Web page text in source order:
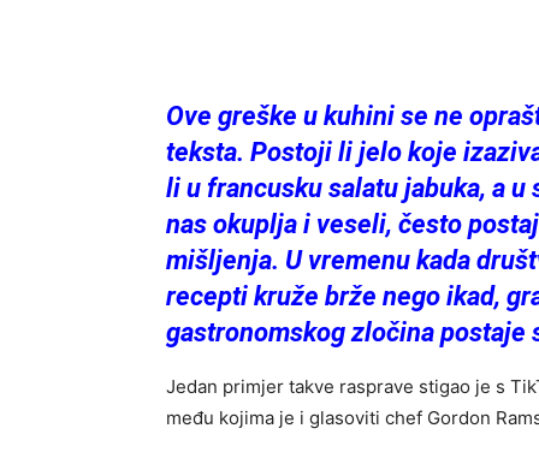
Ove greške u kuhini se ne
teksta. Postoji li jelo koje
li u francusku salatu jabuka, a u
nas okuplja i veseli, često
mišljenja. U vremenu kada
recepti kruže brže nego ikad,
gastronomskog zločina postaje
Jedan primjer takve rasprave stigao je s
među kojima je i glasoviti chef Gordon